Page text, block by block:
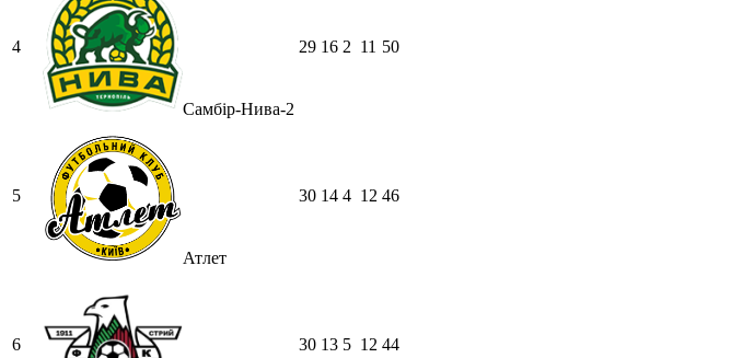
4
Самбір-Нива-2
29 16 2 11 50
5
Атлет
30 14 4 12 46
6 30 13 5 12 44